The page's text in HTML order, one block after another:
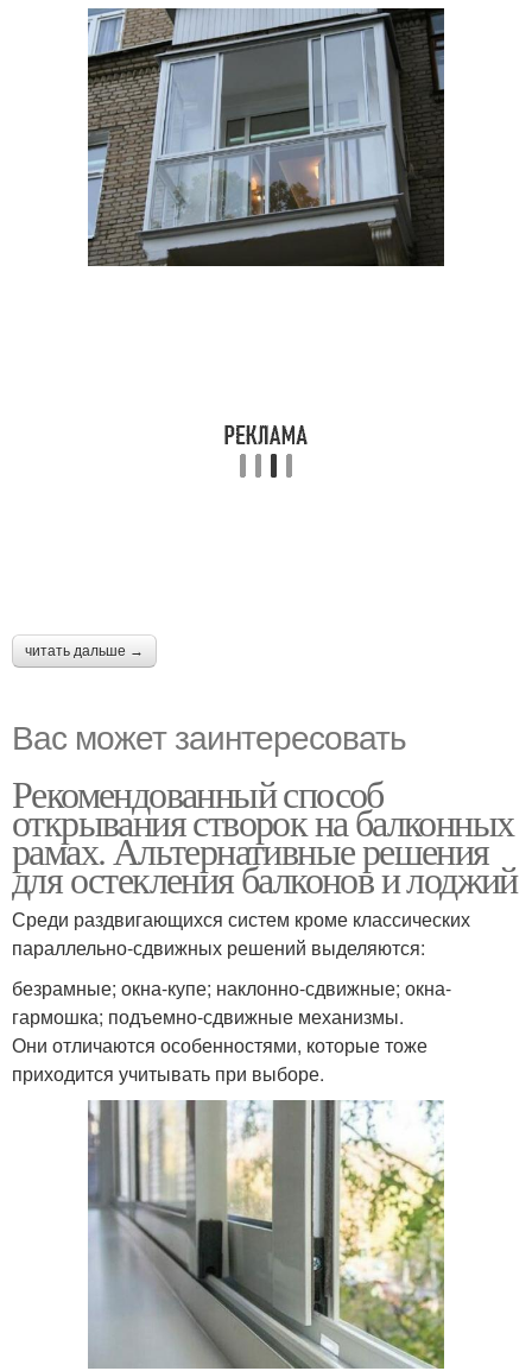
читать дальше →
Вас может заинтересовать
Рекомендованный способ
открывания створок на балконных
рамах. Альтернативные решения
для остекления балконов и лоджий
Среди раздвигающихся систем кроме классических
параллельно-сдвижных решений выделяются:
безрамные; окна-купе; наклонно-сдвижные; окна-
гармошка; подъемно-сдвижные механизмы.
Они отличаются особенностями, которые тоже
приходится учитывать при выборе.